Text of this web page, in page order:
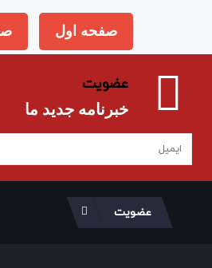
صفحه اول
عضویت
خبرنامه جدید ما
عضویت